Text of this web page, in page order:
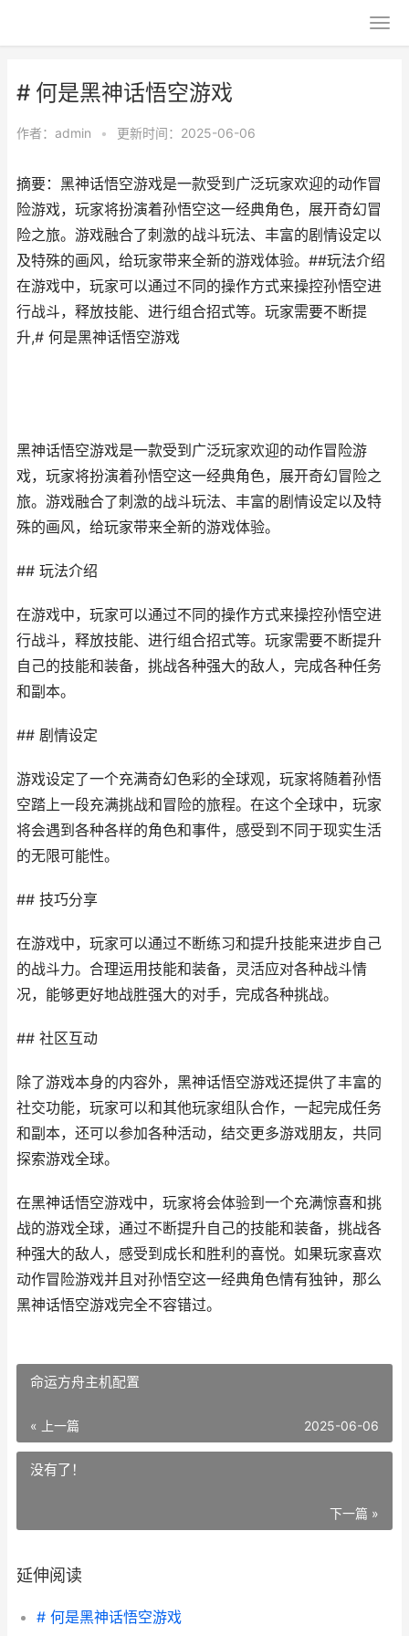
# 何是黑神话悟空游戏
作者： admin • 更新时间：2025-06-06
摘要：黑神话悟空游戏是一款受到广泛玩家欢迎的动作冒
险游戏，玩家将扮演着孙悟空这一经典角色，展开奇幻冒
险之旅。游戏融合了刺激的战斗玩法、丰富的剧情设定以
及特殊的画风，给玩家带来全新的游戏体验。##玩法介绍
在游戏中，玩家可以通过不同的操作方式来操控孙悟空进
行战斗，释放技能、进行组合招式等。玩家需要不断提
升,# 何是黑神话悟空游戏
黑神话悟空游戏是一款受到广泛玩家欢迎的动作冒险游
戏，玩家将扮演着孙悟空这一经典角色，展开奇幻冒险之
旅。游戏融合了刺激的战斗玩法、丰富的剧情设定以及特
殊的画风，给玩家带来全新的游戏体验。
## 玩法介绍
在游戏中，玩家可以通过不同的操作方式来操控孙悟空进
行战斗，释放技能、进行组合招式等。玩家需要不断提升
自己的技能和装备，挑战各种强大的敌人，完成各种任务
和副本。
## 剧情设定
游戏设定了一个充满奇幻色彩的全球观，玩家将随着孙悟
空踏上一段充满挑战和冒险的旅程。在这个全球中，玩家
将会遇到各种各样的角色和事件，感受到不同于现实生活
的无限可能性。
## 技巧分享
在游戏中，玩家可以通过不断练习和提升技能来进步自己
的战斗力。合理运用技能和装备，灵活应对各种战斗情
况，能够更好地战胜强大的对手，完成各种挑战。
## 社区互动
除了游戏本身的内容外，黑神话悟空游戏还提供了丰富的
社交功能，玩家可以和其他玩家组队合作，一起完成任务
和副本，还可以参加各种活动，结交更多游戏朋友，共同
探索游戏全球。
在黑神话悟空游戏中，玩家将会体验到一个充满惊喜和挑
战的游戏全球，通过不断提升自己的技能和装备，挑战各
种强大的敌人，感受到成长和胜利的喜悦。如果玩家喜欢
动作冒险游戏并且对孙悟空这一经典角色情有独钟，那么
黑神话悟空游戏完全不容错过。
命运方舟主机配置
« 上一篇 2025-06-06
没有了！
下一篇 »
延伸阅读
# 何是黑神话悟空游戏